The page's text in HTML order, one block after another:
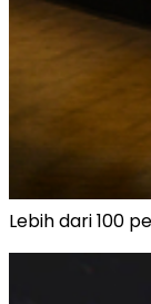
Lebih dari 100